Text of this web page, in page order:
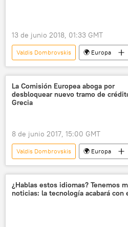
13 de junio 2018, 01:33 GMT
Valdis Dombrovskis
🌍 Europa
Internacional
Economía
Comisión Europea
Unión
noticias
La Comisión Europea aboga por
desbloquear nuevo tramo de
Grecia
8 de junio 2017, 15:00 GMT
Valdis Dombrovskis
🌍 Europa
Internacional
Economía
Comisión Europea
Banco Central Europeo (BCE)
¿Hablas estos idiomas? Tenemos
noticias: la tecnología acabará con